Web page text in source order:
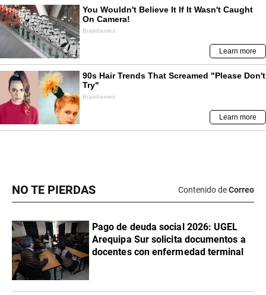
NO TE PIERDAS Contenido deCorreo
Pago de deuda social 2026: UGEL
Arequipa Sur solicita documentos a
docentes con enfermedad terminal